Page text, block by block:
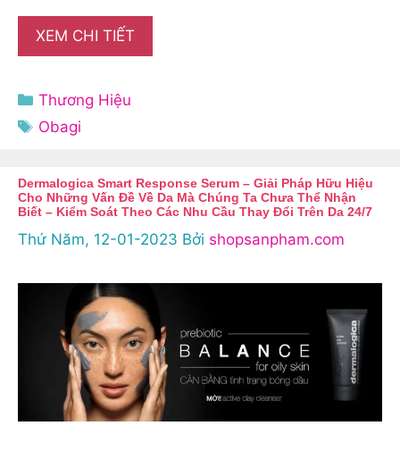
XEM CHI TIẾT
Danh
mục
Thương Hiệu
Thẻ
Obagi
Dermalogica Smart Response Serum – Giải Pháp Hữu Hiệu
Cho Những Vấn Đề Về Da Mà Chúng Ta Chưa Thể Nhận
Biết – Kiểm Soát Theo Các Nhu Cầu Thay Đổi Trên Da 24/7
Thứ Năm, 12-01-2023 Bởi shopsanpham.com